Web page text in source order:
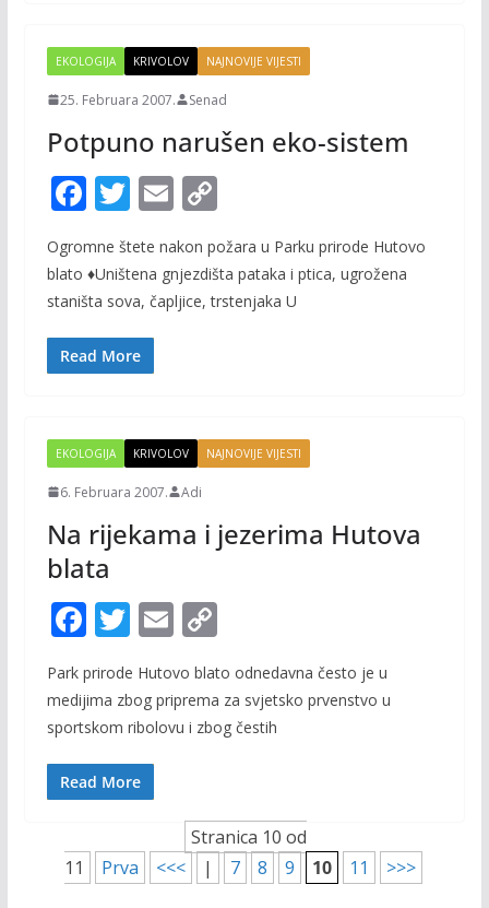
EKOLOGIJA KRIVOLOV NAJNOVIJE VIJESTI
25. Februara 2007. Senad
Potpuno narušen eko-sistem
F
ac
e
b
o
o
T
itt
er
E
m
ai
l
C
o
p
y
Ogromne štete nakon požara u Parku prirode Hutovo
blato ♦Uništena gnjezdišta pataka i ptica, ugrožena
staništa sova, čapljice, trstenjaka U
Read More
EKOLOGIJA KRIVOLOV NAJNOVIJE VIJESTI
6. Februara 2007. Adi
Na rijekama i jezerima Hutova
blata
F
e
b
o
o
T
itt
er
E
m
ai
l
C
p
y
k
Park prirode Hutovo blato odnedavna često je u
medijima zbog priprema za svjetsko prvenstvo u
sportskom ribolovu i zbog čestih
Read More
Stranica 10 od
11
Prva <<< | 7 8 9 10 11 >>>